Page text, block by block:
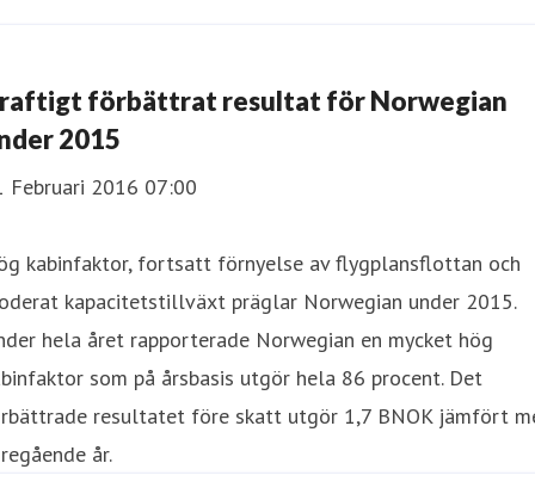
förbättrat resultat för Norwegian
2015
Februari 2016 07:00
kabinfaktor, fortsatt förnyelse av flygplansflottan och
kapacitetstillväxt präglar Norwegian under 2015.
hela året rapporterade Norwegian en mycket hög
som på årsbasis utgör hela 86 procent. Det
resultatet före skatt utgör 1,7 BNOK jämfört
år.